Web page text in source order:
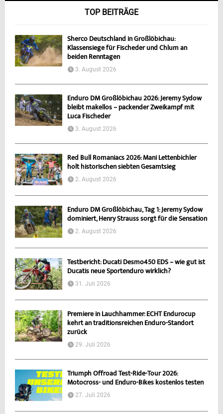
TOP BEITRÄGE
Sherco Deutschland in Großlöbichau:
Klassensiege für Fischeder und Chlum an
beiden Renntagen
3. August 2026
Enduro DM Großlöbichau 2026: Jeremy Sydow
bleibt makellos – packender Zweikampf mit
Luca Fischeder
3. August 2026
Red Bull Romaniacs 2026: Mani Lettenbichler
holt historischen siebten Gesamtsieg
2. August 2026
Enduro DM Großlöbichau, Tag 1: Jeremy Sydow
dominiert, Henry Strauss sorgt für die Sensation
2. August 2026
Testbericht: Ducati Desmo450 EDS – wie gut ist
Ducatis neue Sportenduro wirklich?
31. Juli 2026
Premiere in Lauchhammer: ECHT Endurocup
kehrt an traditionsreichen Enduro-Standort
zurück
29. Juli 2026
Triumph Offroad Test-Ride-Tour 2026:
Motocross- und Enduro-Bikes kostenlos testen
27. Juli 2026